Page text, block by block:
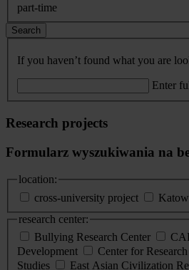
part-time
Search
If you haven’t found what you are
Enter
Research projects
Formularz wyszukiwania na
location:
cross-university project
research center:
Bullying Research Center
Development
Center for
Studies
East Asian Civilization